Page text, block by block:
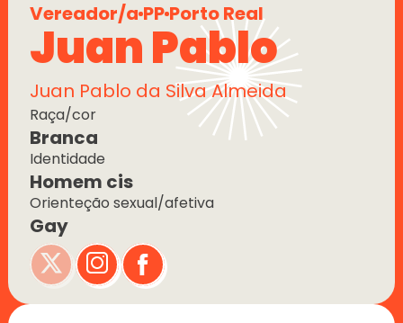
Vereador/a PPPorto Real
Juan Pablo
Juan Pablo da Silva Almeida
Branca
Raça/cor
Homem cis
Identidade
Gay
Orienteção sexual/afetiva